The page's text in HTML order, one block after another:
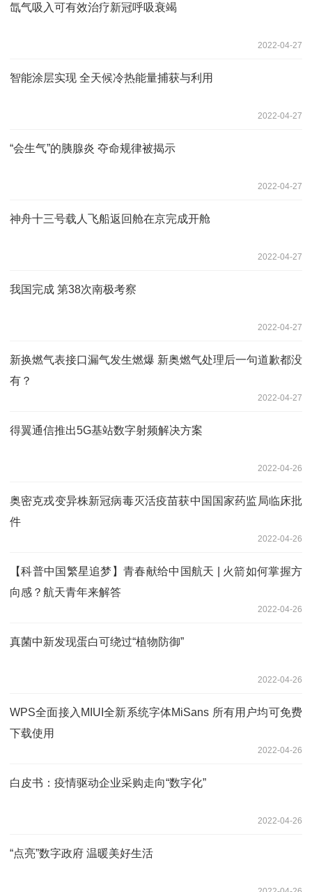
氙气吸入可有效治疗新冠呼吸衰竭
2022-04-27
智能涂层实现 全天候冷热能量捕获与利用
2022-04-27
“会生气”的胰腺炎 夺命规律被揭示
2022-04-27
神舟十三号载人飞船返回舱在京完成开舱
2022-04-27
我国完成 第38次南极考察
2022-04-27
新换燃气表接口漏气发生燃爆 新奥燃气处理后一句道歉都没
有？
2022-04-27
得翼通信推出5G基站数字射频解决方案
2022-04-26
奥密克戎变异株新冠病毒灭活疫苗获中国国家药监局临床批
件
2022-04-26
【科普中国繁星追梦】青春献给中国航天 | 火箭如何掌握方
向感？航天青年来解答
2022-04-26
真菌中新发现蛋白可绕过“植物防御”
2022-04-26
WPS全面接入MIUI全新系统字体MiSans 所有用户均可免费
下载使用
2022-04-26
白皮书：疫情驱动企业采购走向“数字化”
2022-04-26
“点亮”数字政府 温暖美好生活